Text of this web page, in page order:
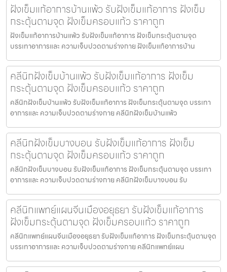
ฝังเข็มแก้อาการบ้านแพ้ว รับฝังเข็มแก้อาการ ฝังเข็ม
กระตุ้นตามจุด ฝังเข็มครอบแก้ว ราคาถูก
ฝังเข็มแก้อาการบ้านแพ้ว รับฝังเข็มแก้อาการ ฝังเข็มกระตุ้นตามจุด
บรรเทาอาการและ ความเจ็บปวดตามร่างกาย ฝังเข็มแก้อาการบ้าน
คลีนิกฝังเข็มบ้านแพ้ว รับฝังเข็มแก้อาการ ฝังเข็ม
กระตุ้นตามจุด ฝังเข็มครอบแก้ว ราคาถูก
คลีนิกฝังเข็มบ้านแพ้ว รับฝังเข็มแก้อาการ ฝังเข็มกระตุ้นตามจุด บรรเทา
อาการและ ความเจ็บปวดตามร่างกาย คลีนิกฝังเข็มบ้านแพ้ว
คลีนิกฝังเข็มบางบอน รับฝังเข็มแก้อาการ ฝังเข็ม
กระตุ้นตามจุด ฝังเข็มครอบแก้ว ราคาถูก
คลีนิกฝังเข็มบางบอน รับฝังเข็มแก้อาการ ฝังเข็มกระตุ้นตามจุด บรรเทา
อาการและ ความเจ็บปวดตามร่างกาย คลีนิกฝังเข็มบางบอน รับ
คลีนิกแพทย์แผนจีนเมืองอยุธยา รับฝังเข็มแก้อาการ
ฝังเข็มกระตุ้นตามจุด ฝังเข็มครอบแก้ว ราคาถูก
คลีนิกแพทย์แผนจีนเมืองอยุธยา รับฝังเข็มแก้อาการ ฝังเข็มกระตุ้นตามจุด
บรรเทาอาการและ ความเจ็บปวดตามร่างกาย คลีนิกแพทย์แผน